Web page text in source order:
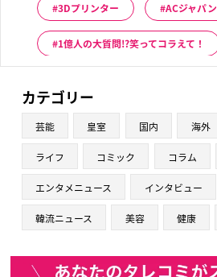
3Dプリンター ACジャパン
1億人の大質問!?笑ってコラえて！
カテゴリー
芸能 皇室 国内 海外
ライフ コミック コラム
エンタメニュース インタビュー
韓流ニュース 美容 健康